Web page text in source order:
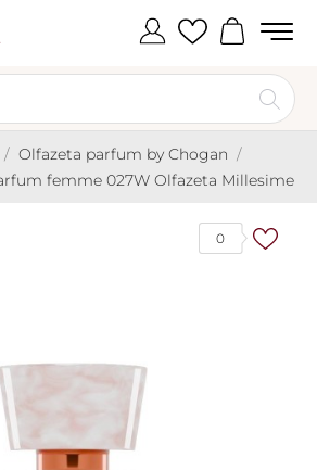
Olfazeta parfum by Chogan
femme 027W Olfazeta Millesime
0